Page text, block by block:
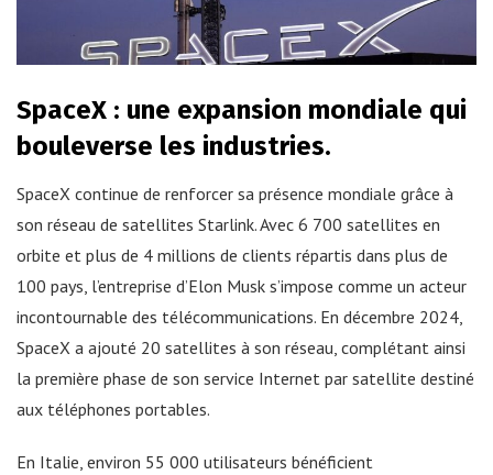
SpaceX : une expansion mondiale qui
bouleverse les industries.
SpaceX continue de renforcer sa présence mondiale grâce à
son réseau de satellites Starlink. Avec 6 700 satellites en
orbite et plus de 4 millions de clients répartis dans plus de
100 pays, l’entreprise d’Elon Musk s’impose comme un acteur
incontournable des télécommunications. En décembre 2024,
SpaceX a ajouté 20 satellites à son réseau, complétant ainsi
la première phase de son service Internet par satellite destiné
aux téléphones portables.
En Italie, environ 55 000 utilisateurs bénéficient